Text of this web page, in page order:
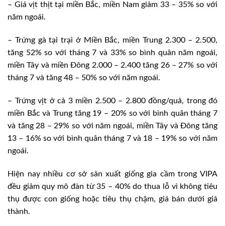
– Giá vịt thịt tại miền Bắc, miền Nam giảm 33 – 35% so với
năm ngoái.
– Trứng gà tại trại ở Miền Bắc, miền Trung 2.300 – 2.500,
tăng 52% so với tháng 7 và 33% so bình quân năm ngoái,
miền Tây và miền Đông 2.000 – 2.400 tăng 26 – 27% so với
tháng 7 và tăng 48 – 50% so với năm ngoái.
– Trứng vịt ở cả 3 miền 2.500 – 2.800 đồng/quả, trong đó
miền Bắc và Trung tăng 19 – 20% so với bình quân tháng 7
và tăng 28 – 29% so với năm ngoái, miền Tây và Đông tăng
13 – 16% so với bình quân tháng 7 và 18 – 19% so với năm
ngoái.
Hiện nay nhiều cơ sở sản xuất giống gia cầm trong VIPA
đều giảm quy mô đàn từ 35 – 40% do thua lỗ vì không tiêu
thụ được con giống hoặc tiêu thụ chậm, giá bán dưới giá
thành.